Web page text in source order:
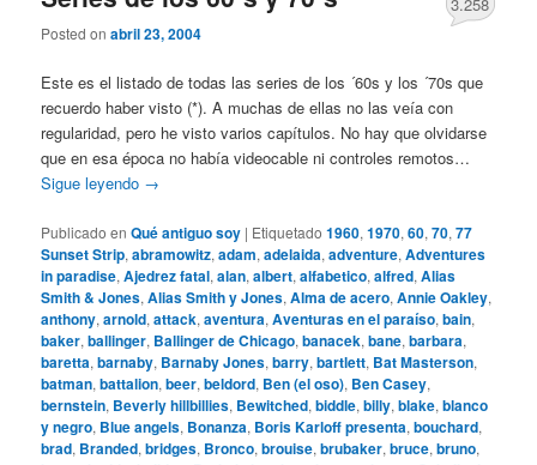
Posted onabril 23, 2004
3.258
Este es el listado de todas las series de los ´60s y los ´70s que
recuerdo haber visto (*). A muchas de ellas no las veía con
regularidad, pero he visto varios capítulos. No hay que olvidarse
que en esa época no había videocable ni controles remotos…
Sigue leyendo →
Publicado en Qué antiguo soy | Etiquetado 1960,1970,60,70,77
Sunset Strip,abramowitz,adam,adelaida,adventure,Adventures
in paradise,Ajedrez fatal,alan,albert,alfabetico,alfred,Alias
Smith & Jones,Alias Smith y Jones,Alma de acero,Annie Oakley,
anthony,arnold,attack,aventura,Aventuras en el paraíso,bain,
baker,ballinger, Ballinger de Chicago,banacek,bane,barbara,
baretta,barnaby, Barnaby Jones,barry,bartlett, Bat Masterson,
batman,battalion,beer,beldord, Ben (el oso), Ben Casey,
bernstein, Beverly hillbillies, Bewitched,biddle,billy,blake,blanco
y negro, Blue angels, Bonanza, Boris Karloff presenta,bouchard,
brad, Branded,bridges, Bronco,brouise,brubaker,bruce,bruno,